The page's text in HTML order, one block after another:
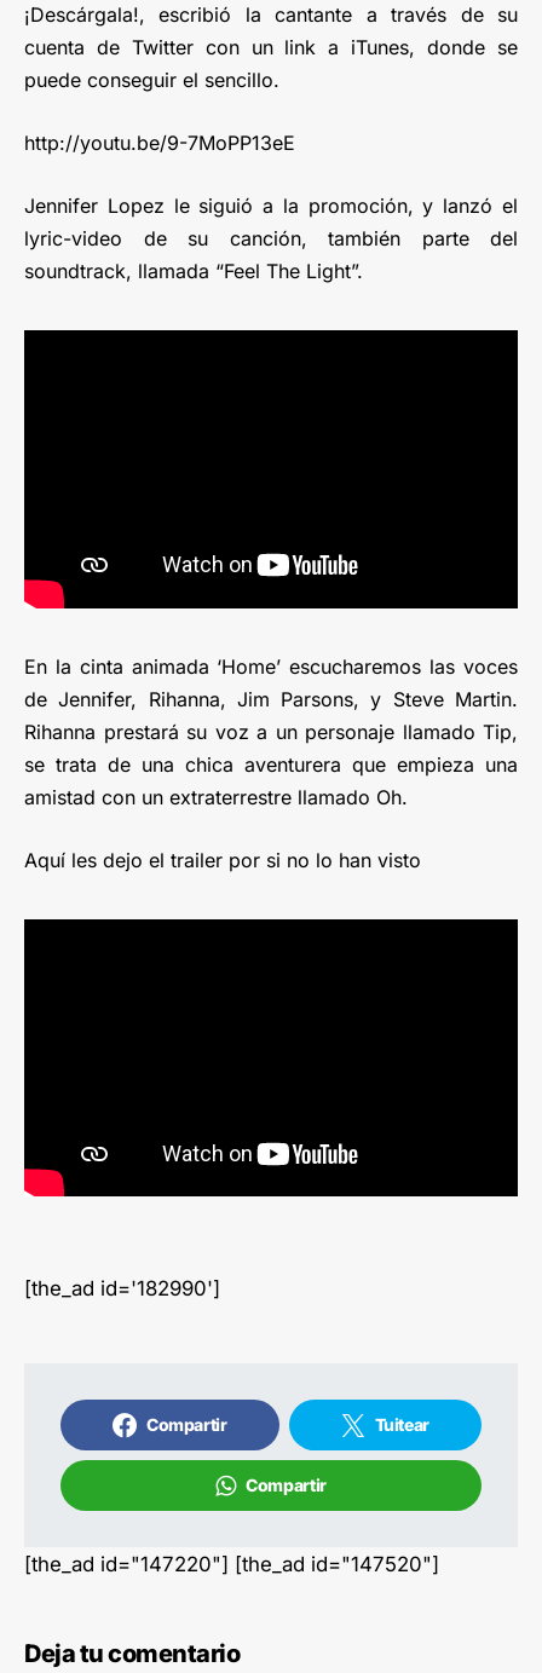
¡Descárgala!, escribió la cantante a través de su
cuenta de Twitter con un link a iTunes, donde se
puede conseguir el sencillo.
http://youtu.be/9-7MoPP13eE
Jennifer Lopez le siguió a la promoción, y lanzó el
lyric-video de su canción, también parte del
soundtrack, llamada “Feel The Light”.
En la cinta animada ‘Home’ escucharemos las voces
de Jennifer, Rihanna, Jim Parsons, y Steve Martin.
Rihanna prestará su voz a un personaje llamado Tip,
se trata de una chica aventurera que empieza una
amistad con un extraterrestre llamado Oh.
Aquí les dejo el trailer por si no lo han visto
[the_ad id='182990']
Compartir Tuitear
Compartir
[the_ad id="147220"] [the_ad id="147520"]
Deja tu comentario